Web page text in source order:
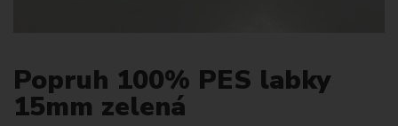
Popruh 100% PES labky
15mm zelená